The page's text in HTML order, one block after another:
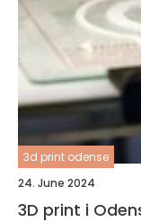
3d print odense
24. June 2024
3D print i